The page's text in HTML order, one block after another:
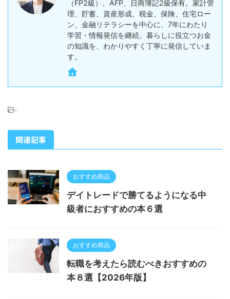
（FP2級）、AFP、日商簿記2級保有。家計管
理、貯蓄、資産形成、税金、保険、住宅ロー
ン、金融リテラシーを中心に、7年にわたり
学習・情報発信を継続。暮らしに役立つお金
の知識を、わかりやすく丁寧に発信していま
す。
-
関連記事
おすすめ商品
デイトレードで勝てるようになる中
級者におすすめの本６選
おすすめ商品
転職を考えたら読むべきおすすめの
本８選【2026年版】